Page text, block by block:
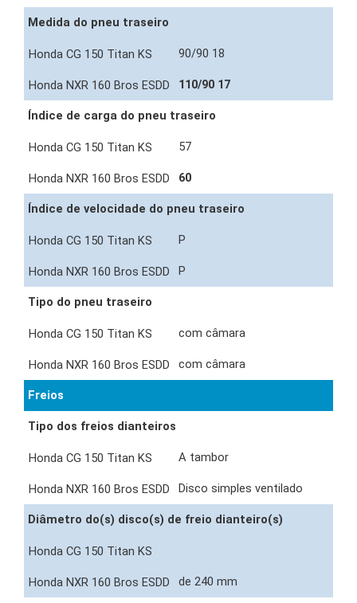
Medida do pneu traseiro
90/90 18
110/90 17
Índice de carga do pneu traseiro
57
60
Índice de velocidade do pneu traseiro
P
P
Tipo do pneu traseiro
com câmara
com câmara
Freios
Tipo dos freios dianteiros
A tambor
Disco simples ventilado
Diâmetro do(s) disco(s) de freio dianteiro(s)
de 240 mm